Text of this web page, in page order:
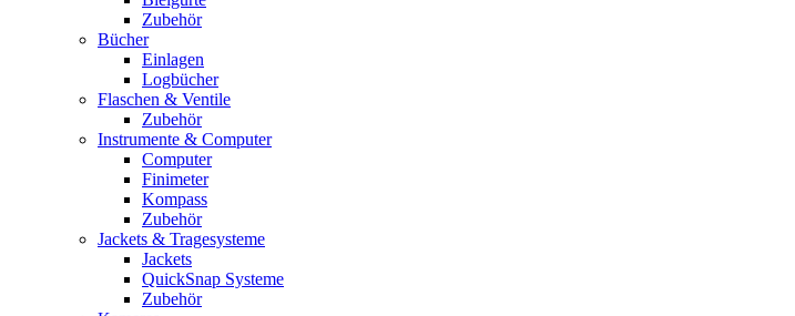
Zubehör
Bücher
Einlagen
Logbücher
Flaschen & Ventile
Zubehör
Instrumente & Computer
Computer
Finimeter
Kompass
Zubehör
Jackets & Tragesysteme
Jackets
QuickSnap Systeme
Zubehör